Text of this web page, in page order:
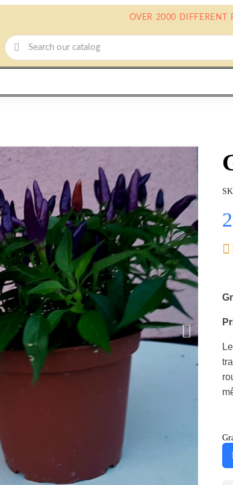
OVER 2000 DIFFERENT
